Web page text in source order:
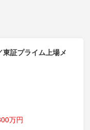
証プライム上場メ
万円